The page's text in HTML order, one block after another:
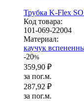
Трубка K-Flex
Код товара:
101-069-22004
Ма­­те­­ри­­ал:
каучук
-20%
359,90 ₽
за пог.м.
287,92 ₽
за пог.м.